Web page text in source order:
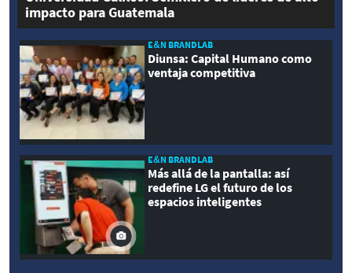
impacto para Guatemala
E&N BRANDLAB
Diunsa: Capital Humano como
ventaja competitiva
E&N BRANDLAB
Más allá de la pantalla: así
redefine LG el futuro de los
espacios inteligentes